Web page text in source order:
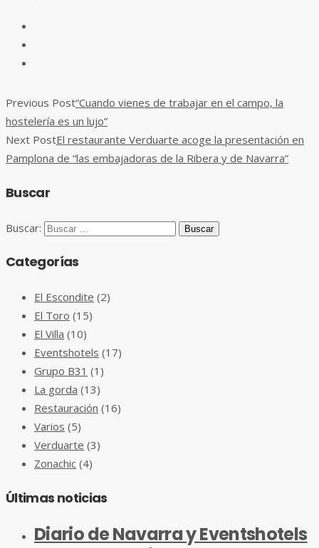
Previous Post“Cuando vienes de trabajar en el campo, la
hostelería es un lujo”
Next PostEl restaurante Verduarte acoge la presentación en
Pamplona de “las embajadoras de la Ribera y de Navarra”
Buscar
Buscar:
Categorías
El Escondite (2)
El Toro (15)
El Villa (10)
Eventshotels (17)
Grupo B31 (1)
La gorda (13)
Restauración (16)
Varios (5)
Verduarte (3)
Zonachic (4)
Últimas noticias
Diario de Navarra y Eventshotels